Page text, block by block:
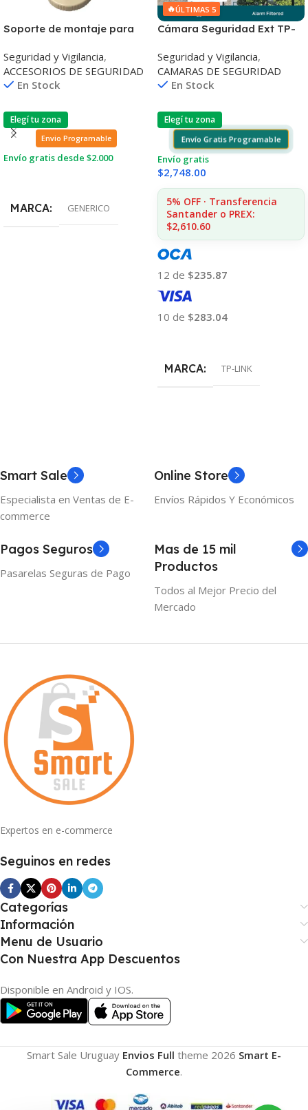
Soporte de montaje para
Seguridad y Vigilancia,
ACCESORIOS DE SEGURIDAD
En Stock
Elegí tu zona
Envio Programable
Envío gratis desde $2.000
MARCA GENERICO
🔥ÚLTIMAS 5
Cámara Seguridad Ext TP-
Noche FHD 2mp
Seguridad y Vigilancia,
CAMARAS DE SEGURIDAD
En Stock
Elegí tu zona
Envío Gratis Programable
Envío gratis
$2,748.00
5% OFF · Transferencia
Santander o PREX:
$2,610.60
12 de $235.87
10 de $283.04
MARCA TP-LINK
Smart Sale
Especialista en Ventas de E-
commerce
Online Store
Envíos Rápidos Y Económicos
Pagos Seguros
Pasarelas Seguras de Pago
Mas de 15 mil
Productos
Todos al Mejor Precio del
Mercado
Expertos en e-commerce
Seguinos en redes
Categorías
Información
Menu de Usuario
Con Nuestra App Descuentos
Disponible en Android y IOS.
Smart Sale Uruguay Envios Full theme 2026 Smart E-
Commerce.